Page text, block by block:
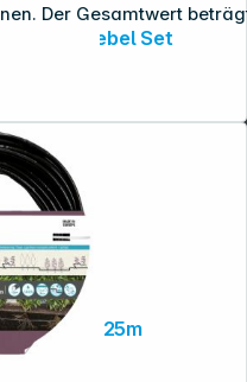
Der Gesamtwert
Micro-Drip-System Rohr 1,6 l/h, 25m